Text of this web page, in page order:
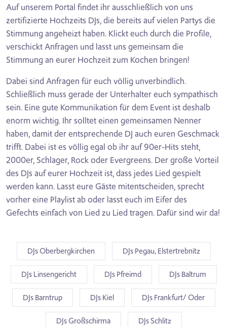
Auf unserem Portal findet ihr ausschließlich von uns
zertifizierte Hochzeits DJs, die bereits auf vielen Partys die
Stimmung angeheizt haben. Klickt euch durch die Profile,
verschickt Anfragen und lasst uns gemeinsam die
Stimmung an eurer Hochzeit zum Kochen bringen!
Dabei sind Anfragen für euch völlig unverbindlich.
Schließlich muss gerade der Unterhalter euch sympathisch
sein. Eine gute Kommunikation für dem Event ist deshalb
enorm wichtig. Ihr solltet einen gemeinsamen Nenner
haben, damit der entsprechende DJ auch euren Geschmack
trifft. Dabei ist es völlig egal ob ihr auf 90er-Hits steht,
2000er, Schlager, Rock oder Evergreens. Der große Vorteil
des DJs auf eurer Hochzeit ist, dass jedes Lied gespielt
werden kann. Lasst eure Gäste mitentscheiden, sprecht
vorher eine Playlist ab oder lasst euch im Eifer des
Gefechts einfach von Lied zu Lied tragen. Dafür sind wir da!
DJs Oberbergkirchen DJs Pegau, Elstertrebnitz
DJs Linsengericht DJs Pfreimd DJs Baltrum
DJs Barntrup DJs Kiel DJs Frankfurt/ Oder
DJs Großschirma DJs Schlitz